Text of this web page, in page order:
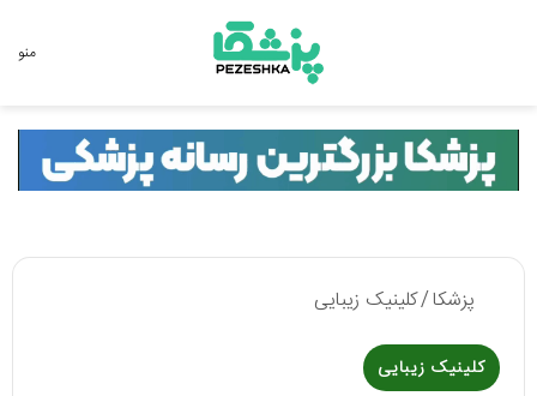
منو
پزشکا/کلینیک زیبایی
کلینیک زیبایی